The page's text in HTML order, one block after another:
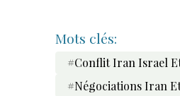
Mots clés:
#Conflit Iran Israel
#Négociations Iran